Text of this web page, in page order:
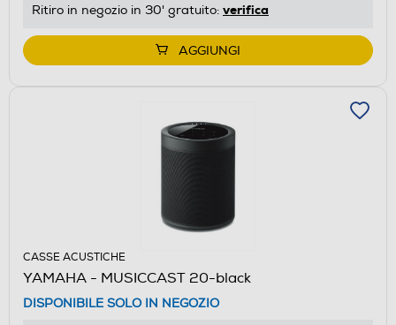
Ritiro in negozio in 30' gratuito: verifica
AGGIUNGI
CASSE ACUSTICHE
YAMAHA - MUSICCAST 20-black
DISPONIBILE SOLO IN NEGOZIO